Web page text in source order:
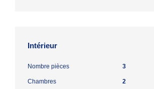
Intérieur
Nombre pièces 3
Chambres 2